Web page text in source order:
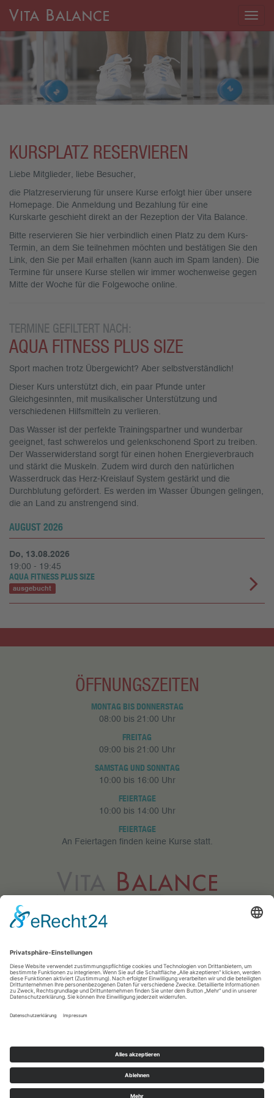
KURSPLATZ RESERVIEREN
Liebe Mitglieder, liebe Besucher,
die Platzreservierung für unsere Kurse erfolgt hier über unsere
Homepage. Die Anmeldung und Bezahlung für eine
Kurskarte geschieht direkt an der Rezeption der Vita Balance.
Bitte reservieren Sie hier verbindlich einen Platz zu dem Kurs-
Termin, an dem Sie teilnehmen möchten und bestätigen Sie den
Link, den Sie per Mail erhalten (kann auch im Spam landen). Die
Termine für unsere Kurse stellen wir immer wochenweise gegen
Mitte der Woche für die Folgewoche online.
TERMINE GEFILTERT NACH:
AQUA FITNESS PLUS SIZE
Sport machen trotz Übergewicht? Aber selbstverständlich!
Dieser Kurs unterstützt dich, ein paar Pfunde unter
Gleichgesinnten, mit musikalischer Unterstützung und
verschiedenen Hilfsmitteln zu verlieren.
Das Wasser ist der perfekte Trainingspartner und wunderbar
geeignet, fast schwerelos und gelenkschonend Sport zu treiben.
Der Wasserwiderstand sorgt für einen hohen Energieverbrauch
und stärkt die Muskeln. Zudem wird durch den natürlichen
Wasserdruck das Herz-Kreislauf System gestärkt und die
Durchblutung gefördert. Es werden im Wasser Übungen gelingen,
die an Land zu anstrengend sind.
AUGUST 2026
Do, 13.08.2026
19:00 - 19:45
AQUA FITNESS PLUS SIZE
ausgebucht
ÖFFNUNGSZEITEN
MONTAG BIS DONNERSTAG
08:00 bis 21:00 Uhr
FREITAG
09:00 bis 21:00 Uhr
SAMSTAG UND SONNTAG
10:00 bis 16:00 Uhr
FEIERTAGE
10:00 bis 14:00 Uhr
FEIERTAGE
An Feiertagen finden keine Kurse statt.
Meerfeldstr. 73
68163 Mannheim
0621 83 25 433
© 2018 · Vita Balance · Medical Fitness & Medical Wellness
Impressum|Datenschutz